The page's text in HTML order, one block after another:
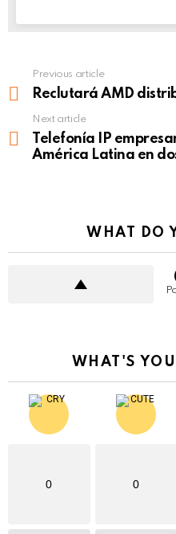
more
Previous article
Reclutará AMD
Next article
Telefonía IP
América Latina en
WHAT DO
WHAT'S
0 0